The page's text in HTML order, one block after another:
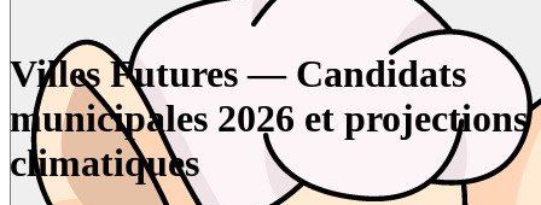
Villes Futures — Candidats
municipales 2026 et projections
climatiques